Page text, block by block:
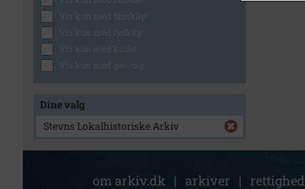
Vis kun med filmklip
Vis kun med lydklip
Vis kun med kilder
Vis kun med geo-tag
Dine valg
Stevns Lokalhistoriske Arkiv
om arkiv.dk | arkiver |